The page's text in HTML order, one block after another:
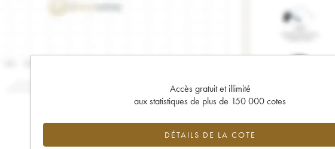
Accès gratuit et illimité
aux statistiques de plus de 150 000 cotes
DÉTAILS DE LA COTE